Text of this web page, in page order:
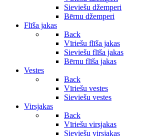
Sieviešu džemperi
Bērnu džemperi
Flīša jakas
Back
Vīriešu flīša jakas
Sieviešu flīša jakas
Bērnu flīša jakas
Vestes
Back
Vīriešu vestes
Sieviešu vestes
Virsjakas
Back
Vīriešu virsjakas
Sieviešu virsjakas